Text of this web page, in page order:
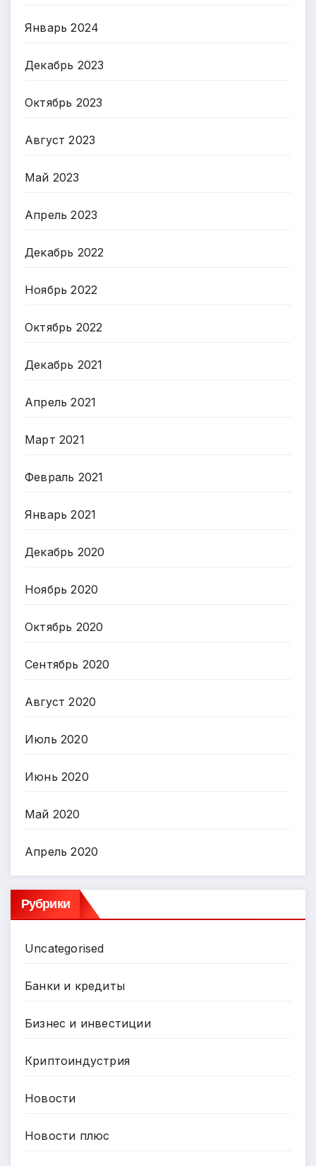
Январь 2024
Декабрь 2023
Октябрь 2023
Август 2023
Май 2023
Апрель 2023
Декабрь 2022
Ноябрь 2022
Октябрь 2022
Декабрь 2021
Апрель 2021
Март 2021
Февраль 2021
Январь 2021
Декабрь 2020
Ноябрь 2020
Октябрь 2020
Сентябрь 2020
Август 2020
Июль 2020
Июнь 2020
Май 2020
Апрель 2020
Рубрики
Uncategorised
Банки и кредиты
Бизнес и инвестиции
Криптоиндустрия
Новости
Новости плюс